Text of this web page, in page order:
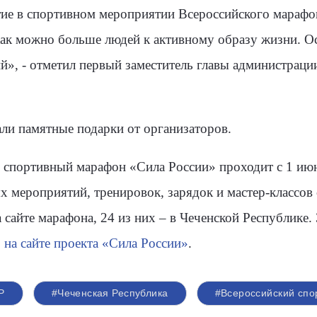
в спортивном мероприятии Всероссийского
можно больше людей к активному образу жизни.
- отметил первый заместитель главы
памятные подарки от организаторов.
марафон «Сила России» проходит с 1
мероприятий, тренировок, зарядок и мастер-
марафона, 24 из них – в Чеченской Республике.
на сайте проекта «Сила России».
#Чеченская Республика #Всероссийский